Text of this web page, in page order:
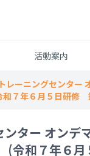
活動案内
レーニングセンター
和７年６月５日研修
ンター オン
(令和７年６